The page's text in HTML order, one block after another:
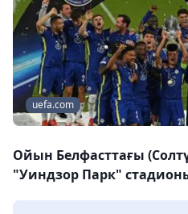
uefa.com
Ойын Белфасттағы
"Уиндзор Парк"